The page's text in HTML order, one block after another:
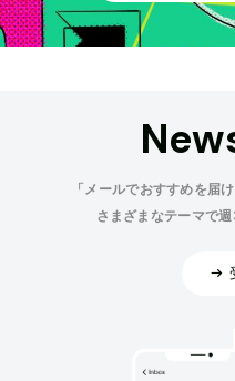
「メールでおすすめを届
さまざまなテーマで